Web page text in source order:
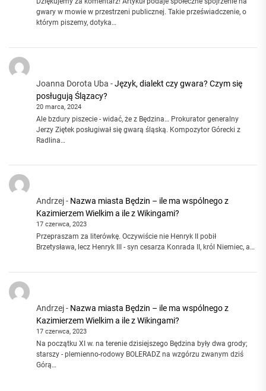
gwary w mowie w przestrzeni publicznej. Takie przeświadczenie, o
którym piszemy, dotyka…
Joanna Dorota Uba -Język, dialekt czy gwara? Czym się
posługują Ślązacy?
20 marca, 2024
Ale bzdury piszecie - widać, że z Będzina… Prokurator generalny
Jerzy Ziętek posługiwał się gwarą śląską. Kompozytor Górecki z
Radlina…
Andrzej- Nazwa miasta Będzin – ile ma wspólnego z
Kazimierzem Wielkim a ile z Wikingami?
17 czerwca, 2023
Przepraszam za literówkę. Oczywiście nie Henryk II pobił
Brzetysława, lecz Henryk III - syn cesarza Konrada II, król Niemiec, a…
Andrzej- Nazwa miasta Będzin – ile ma wspólnego z
Kazimierzem Wielkim a ile z Wikingami?
17 czerwca, 2023
Na początku XI w. na terenie dzisiejszego Będzina były dwa grody;
starszy - plemienno-rodowy BOLERADZ na wzgórzu zwanym dziś
Górą…